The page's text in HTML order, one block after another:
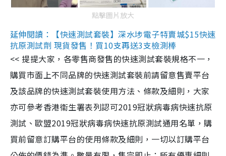
點擊圖片放大
延伸閱讀：【快速測試套裝】深水埗電子特賣城$15快速
抗原測試劑 現貨發售！買10支再送3支檢測棒
<< 提提大家，各零售商發售的快速測試套裝規格不一，
購買市面上不同品牌的快速測試套裝前請留意售賣平台
及該品牌的快速測試套裝使用方法、條款及細則，大家
亦可參考香港衞生署表列認可2019冠狀病毒病快速抗原
測試、歐盟2019冠狀病毒病快速抗原測試通用名單，購
買前留意訂購平台的使用條款及細則，一切以訂購平台